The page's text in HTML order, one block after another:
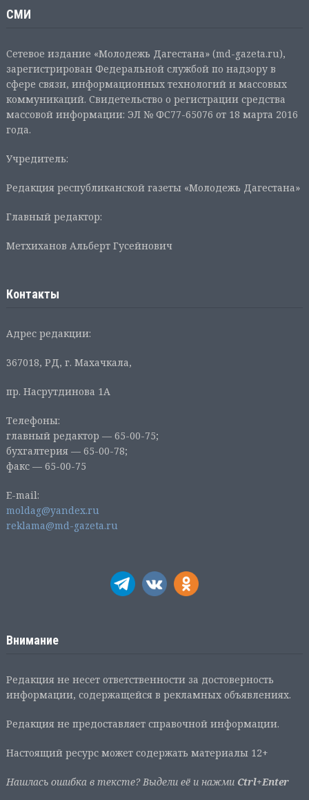
СМИ
Сетевое издание «Молодежь Дагестана» (md-gazeta.ru),
зарегистрирован Федеральной службой по надзору в
сфере связи, информационных технологий и массовых
коммуникаций. Свидетельство о регистрации средства
массовой информации: ЭЛ № ФС77-65076 от 18 марта 2016
года.
Учредитель:
Редакция республиканской газеты «Молодежь Дагестана»
Главный редактор:
Метхиханов Альберт Гусейнович
Контакты
Адрес редакции:
367018, РД, г. Махачкала,
пр. Насрутдинова 1А
Телефоны:
главный редактор — 65-00-75;
бухгалтерия — 65-00-78;
факс — 65-00-75
E-mail:
moldag@yandex.ru
reklama@md-gazeta.ru
Внимание
Редакция не несет ответственности за достоверность
информации, содержащейся в рекламных объявлениях.
Редакция не предоставляет справочной информации.
Настоящий ресурс может содержать материалы 12+
Нашлась ошибка в тексте? Выдели её и нажми Ctrl+Enter